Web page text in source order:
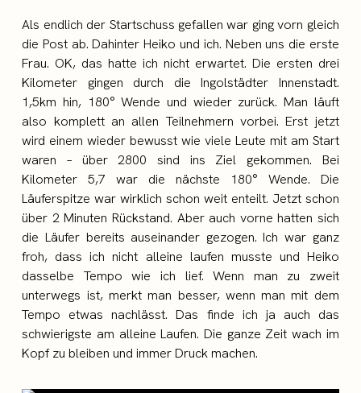
Als endlich der Startschuss gefallen war ging vorn gleich
die Post ab. Dahinter Heiko und ich. Neben uns die erste
Frau. OK, das hatte ich nicht erwartet. Die ersten drei
Kilometer gingen durch die Ingolstädter Innenstadt.
1,5km hin, 180° Wende und wieder zurück. Man läuft
also komplett an allen Teilnehmern vorbei. Erst jetzt
wird einem wieder bewusst wie viele Leute mit am Start
waren – über 2800 sind ins Ziel gekommen. Bei
Kilometer 5,7 war die nächste 180° Wende. Die
Läuferspitze war wirklich schon weit enteilt. Jetzt schon
über 2 Minuten Rückstand. Aber auch vorne hatten sich
die Läufer bereits auseinander gezogen. Ich war ganz
froh, dass ich nicht alleine laufen musste und Heiko
dasselbe Tempo wie ich lief. Wenn man zu zweit
unterwegs ist, merkt man besser, wenn man mit dem
Tempo etwas nachlässt. Das finde ich ja auch das
schwierigste am alleine Laufen. Die ganze Zeit wach im
Kopf zu bleiben und immer Druck machen.